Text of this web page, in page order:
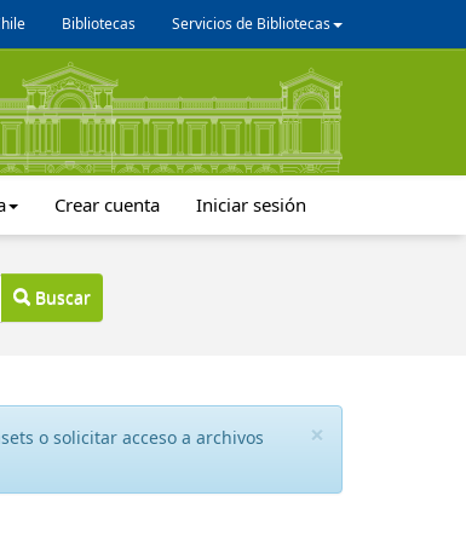
Bibliotecas Servicios de Bibliotecas
Crear cuenta Iniciar sesión
Buscar
×
o solicitar acceso a archivos